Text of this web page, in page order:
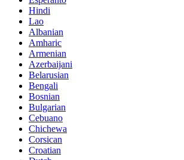
Hindi
Lao
Albanian
Amharic
Armenian
Azerbaijani
Belarusian
Bengali
Bosnian
Bulgarian
Cebuano
Chichewa
Corsican
Croatian